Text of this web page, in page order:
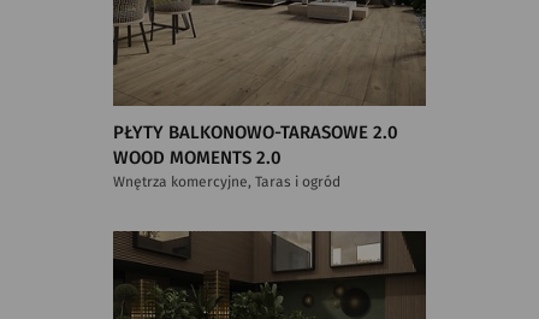
PŁYTY BALKONOWO-TARASOWE 2.0
WOOD MOMENTS 2.0
Wnętrza komercyjne, Taras i ogród